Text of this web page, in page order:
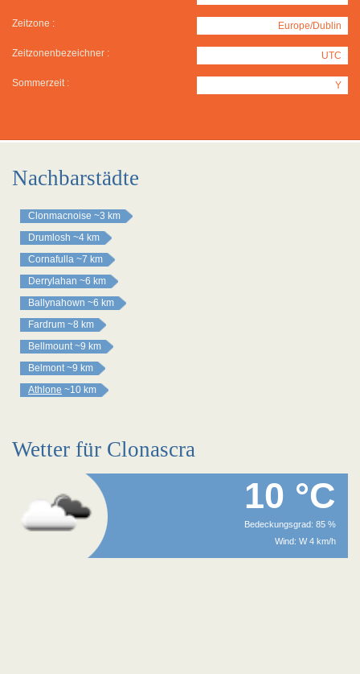
Zeitzone : Europe/Dublin
Zeitzonenbezeichner : UTC
Sommerzeit : Y
Nachbarstädte
Clonmacnoise ~3 km
Drumlosh ~4 km
Cornafulla ~7 km
Derrylahan ~6 km
Ballynahown ~6 km
Fardrum ~8 km
Bellmount ~9 km
Belmont ~9 km
Athlone ~10 km
Wetter für Clonascra
10 °C
Bedeckungsgrad: 85 %
Wind: W 4 km/h